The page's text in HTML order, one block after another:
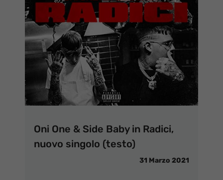
Oni One & Side Baby in Radici,
nuovo singolo (testo)
31 Marzo 2021